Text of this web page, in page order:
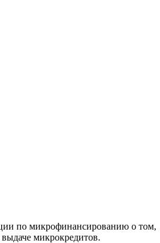
по микрофинансированию о том,
микрокредитов.